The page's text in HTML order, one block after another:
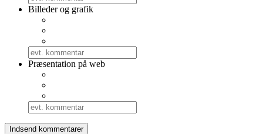
Billeder og grafik
Præsentation på web